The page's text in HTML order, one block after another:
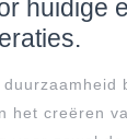
huidige
het creëren